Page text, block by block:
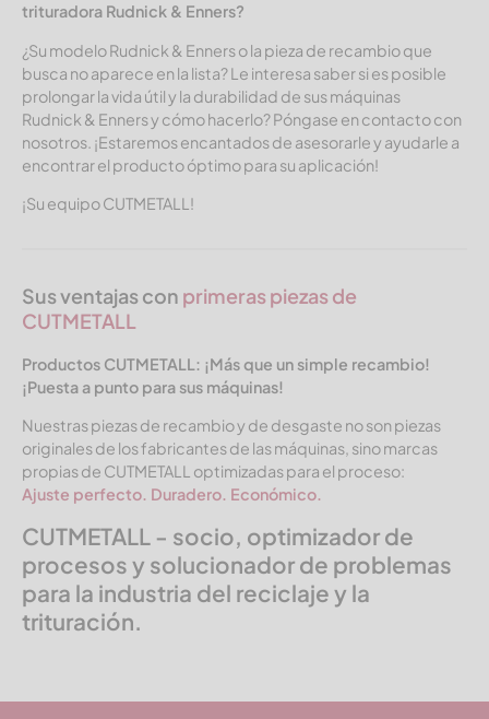
trituradora Rudnick & Enners?
¿Su modelo Rudnick & Enners o la pieza de recambio que
busca no aparece en la lista? Le interesa saber si es posible
prolongar la vida útil y la durabilidad de sus máquinas
Rudnick & Ennersy cómo hacerlo? Póngase en contacto con
nosotros. ¡Estaremos encantados de asesorarle y ayudarle a
encontrar el producto óptimo para su aplicación!
¡Su equipo CUTMETALL!
Sus ventajas con primeras piezas de
CUTMETALL
Productos CUTMETALL: ¡Más que un simple recambio!
¡Puesta a punto para sus máquinas!
Nuestras piezas de recambio y de desgaste no son piezas
originales de los fabricantes de las máquinas, sino marcas
propias de CUTMETALL optimizadas para el proceso:
Ajuste perfecto. Duradero. Económico.
CUTMETALL - socio, optimizador de
procesos y solucionador de problemas
para la industria del reciclaje y la
trituración.